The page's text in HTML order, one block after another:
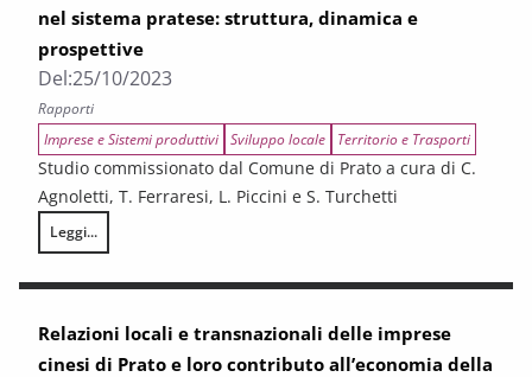
nel sistema pratese: struttura, dinamica e
prospettive
Del:25/10/2023
Rapporti
Imprese e Sistemi produttivi Sviluppo locale Territorio e Trasporti
Studio commissionato dal Comune di Prato a cura di C.
Agnoletti, T. Ferraresi, L. Piccini e S. Turchetti
Leggi...
Le attività economiche e la funzione residenziale nel sistema
Relazioni locali e transnazionali delle imprese
cinesi di Prato e loro contributo all’economia della